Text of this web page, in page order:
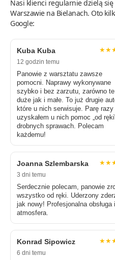
Nasi klienci regularnie dzielą
Warszawie na Bielanach. Oto
Google:
Kuba Kuba
12 godzin temu
Panowie z warsztatu zawsze
pomocni. Naprawy wykonywane
szybko i bez zarzutu, zarówno te
duże jak i małe. To już drugie
które u nich serwisuje. Parę razy
uzyskałem u nich pomoc „od
drobnych sprawach. Polecam
każdemu!
Joanna Szlembarska
3 dni temu
Serdecznie polecam, panowie
wszystko od ręki. Uderzony
jak nowy! Profesjonalna obsługa
atmosfera.
Konrad Sipowicz
6 dni temu